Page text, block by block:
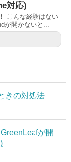
対応)
こんな経験はない
が開かないと...
きの対処法
が開